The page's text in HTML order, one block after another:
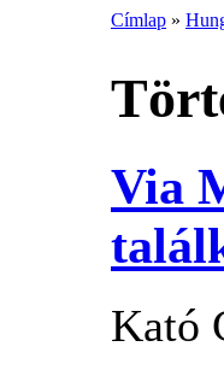
Címlap »
Via
Kató